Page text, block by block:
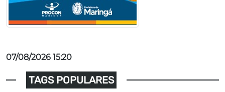
07/08/2026 15:20
TAGS POPULARES